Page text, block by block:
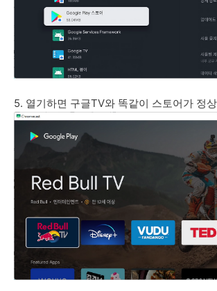
5. 열기하면 구글TV와 똑같이 스토어가 정